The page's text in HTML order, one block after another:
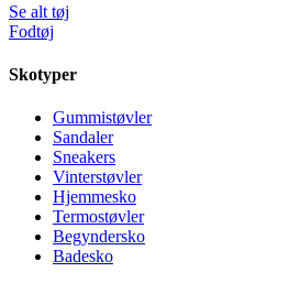
Se alt tøj
Fodtøj
Skotyper
Gummistøvler
Sandaler
Sneakers
Vinterstøvler
Hjemmesko
Termostøvler
Begyndersko
Badesko